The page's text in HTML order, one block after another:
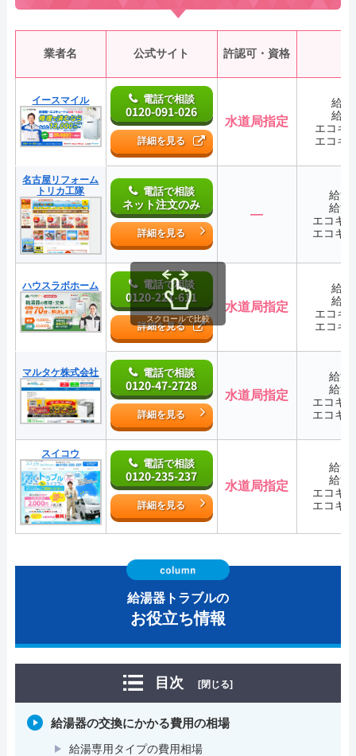
業者名 公式サイト 許認可・資格
イースマイル 電話で相談
0120-091-026
詳細を見る
水道局指定
給
給
エコキ
エコキ
名古屋リフォーム
トリカ工隊
電話で相談
ネット注文のみ
詳細を見る
―
給湯
給湯
エコキ
エコキ
ハウスラボホーム 電話で相談
0120-221-611
詳細を見る
水道局指定
給
給
エコキ
エコキ
マルタケ株式会社 電話で相談
0120-47-2728
詳細を見る
水道局指定
給湯
給湯
エコキ
エコキ
スイコウ
電話で相談
0120-235-237
詳細を見る
水道局指定
給湯
給湯
エコキ
エコキ
スクロールで比較
給湯器トラブルの
お役立ち情報
目次 [閉じる]
給湯器の交換にかかる費用の相場
給湯専用タイプの費用相場